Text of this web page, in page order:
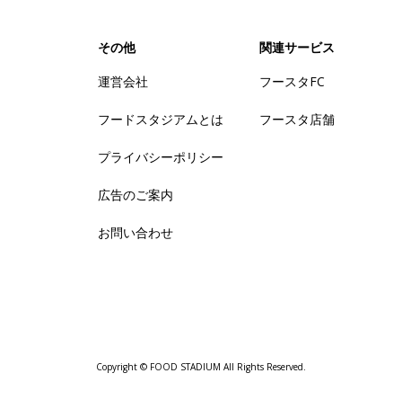
その他
運営会社
フードスタジアムとは
プライバシーポリシー
広告のご案内
お問い合わせ
関連サービス
フースタFC
フースタ店舗
Copyright © FOOD STADIUM All Rights Reserved.